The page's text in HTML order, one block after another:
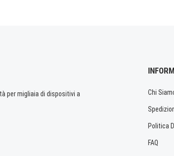
per migliaia di dispositivi a
Chi
Politica
FAQ